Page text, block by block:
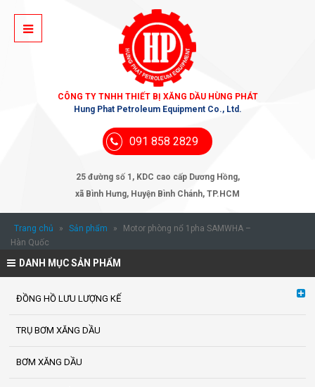
CÔNG TY TNHH THIẾT BỊ XĂNG DẦU HÙNG PHÁT
Hung Phat Petroleum Equipment Co., Ltd.
091 858 2829
25 đường số 1, KDC cao cấp Dương Hồng,
xã Bình Hưng, Huyện Bình Chánh, TP.HCM
Trang chủ » Sản phẩm »
Motor phòng nổ 1pha SAMWHA –
Hàn Quốc
DANH MỤC SẢN PHẨM
ĐỒNG HỒ LƯU LƯỢNG KẾ
TRỤ BƠM XĂNG DẦU
BƠM XĂNG DẦU